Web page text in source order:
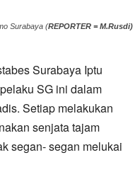
Surabaya (REPORTER = M.Rusdi)
Surabaya Iptu
SG ini dalam
Setiap melakukan
senjata tajam
segan- segan melukai